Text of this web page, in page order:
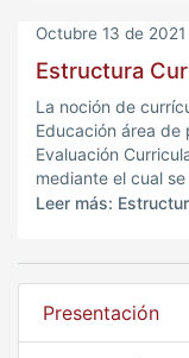
Octubre 13 de 2021
Estructura
La noción de
Educación área de
Evaluación
mediante el cual
conocimiento que
Leer más:
Presentación